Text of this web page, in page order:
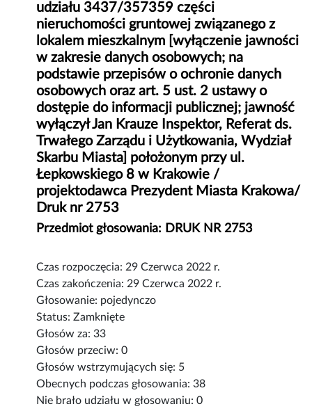
udziału 3437/357359 części
nieruchomości gruntowej związanego z
lokalem mieszkalnym [wyłączenie jawności
w zakresie danych osobowych; na
podstawie przepisów o ochronie danych
osobowych oraz art. 5 ust. 2 ustawy o
dostępie do informacji publicznej; jawność
wyłączył Jan Krauze Inspektor, Referat ds.
Trwałego Zarządu i Użytkowania, Wydział
Skarbu Miasta] położonym przy ul.
Łepkowskiego 8 w Krakowie /
projektodawca Prezydent Miasta Krakowa/
Druk nr 2753
Przedmiot głosowania: DRUK NR 2753
Czas rozpoczęcia: 29 Czerwca 2022 r.
Czas zakończenia: 29 Czerwca 2022 r.
Głosowanie: pojedynczo
Status: Zamknięte
Głosów za: 33
Głosów przeciw: 0
Głosów wstrzymujących się: 5
Obecnych podczas głosowania: 38
Nie brało udziału w głosowaniu: 0